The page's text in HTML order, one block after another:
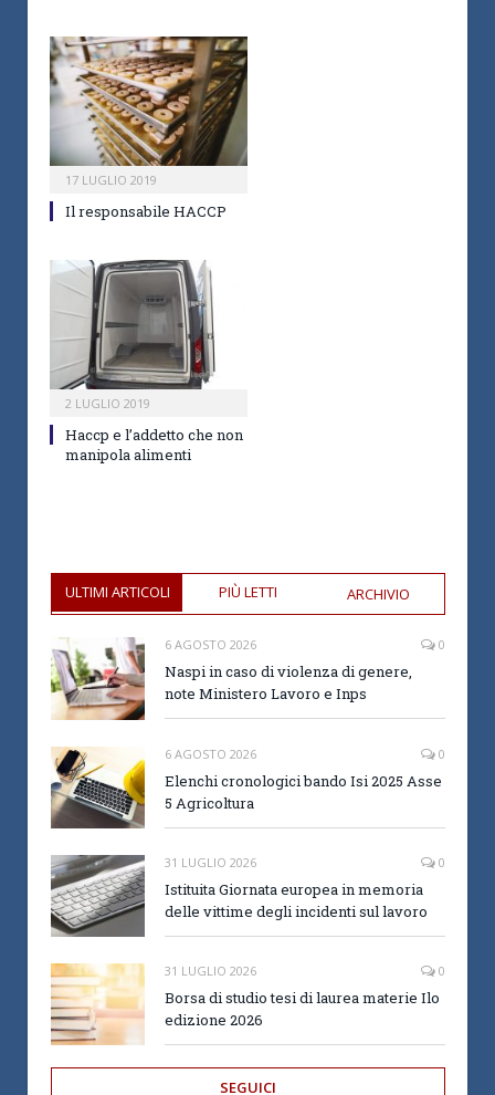
17 LUGLIO 2019
Il responsabile HACCP
2 LUGLIO 2019
Haccp e l’addetto che non
manipola alimenti
ULTIMI ARTICOLI PIÙ LETTI ARCHIVIO
6 AGOSTO 2026 0
Naspi in caso di violenza di genere,
note Ministero Lavoro e Inps
6 AGOSTO 2026 0
Elenchi cronologici bando Isi 2025 Asse
5 Agricoltura
31 LUGLIO 2026 0
Istituita Giornata europea in memoria
delle vittime degli incidenti sul lavoro
31 LUGLIO 2026 0
Borsa di studio tesi di laurea materie Ilo
edizione 2026
SEGUICI